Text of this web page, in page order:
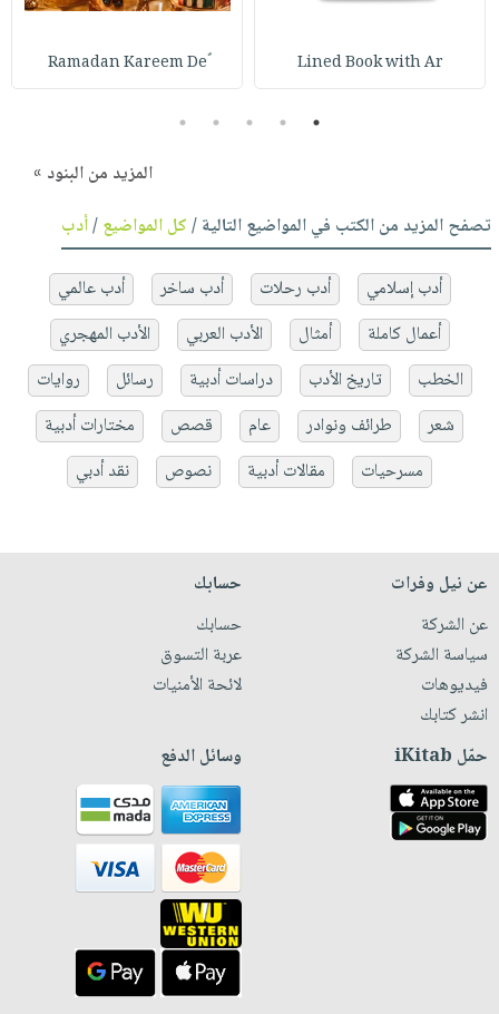
Lined Book with Ar
1
2
3
4
5
المزيد من البنود »
تصفح المزيد من الكتب في المواضيع التالية /كل المواضيع/أدب
أدب إسلامي أدب رحلات أدب ساخر
أدب عالمي
أعمال كاملة
أمثال الأدب العربي
الأدب المهجري
الخطب
تاريخ الأدب دراسات أدبية رسائل
روايات
شعر
طرائف ونوادر عام قصص
مختارات أدبية
مسرحيات
مقالات أدبية نصوص نقد أدبي
عن نيل وفرات
عن الشركة
سياسة الشركة
فيديوهات
انشر كتابك
حسابك
حسابك
عربة التسوق
لائحة الأمنيات
حمّل iKitab وسائل الدفع